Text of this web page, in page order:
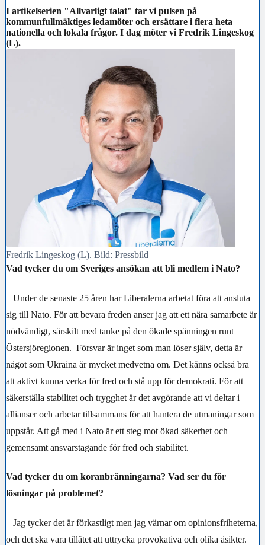
I artikelserien "Allvarligt talat" tar vi pulsen på
kommunfullmäktiges ledamöter och ersättare i flera heta
nationella och lokala frågor. I dag möter vi Fredrik Lingeskog
(L).
Fredrik Lingeskog (L). Bild: Pressbild
Vad tycker du om Sveriges ansökan att bli medlem i Nato?
– Under de senaste 25 åren har Liberalerna arbetat föra att ansluta
sig till Nato. För att bevara freden anser jag att ett nära samarbete är
nödvändigt, särskilt med tanke på den ökade spänningen runt
Östersjöregionen. Försvar är inget som man löser själv, detta är
något som Ukraina är mycket medvetna om. Det känns också bra
att aktivt kunna verka för fred och stå upp för demokrati. För att
säkerställa stabilitet och trygghet är det avgörande att vi deltar i
allianser och arbetar tillsammans för att hantera de utmaningar som
uppstår. Att gå med i Nato är ett steg mot ökad säkerhet och
gemensamt ansvarstagande för fred och stabilitet.
Vad tycker du om koranbränningarna? Vad ser du för
lösningar på problemet?
– Jag tycker det är förkastligt men jag värnar om opinionsfriheterna,
och det ska vara tillåtet att uttrycka provokativa och olika åsikter.